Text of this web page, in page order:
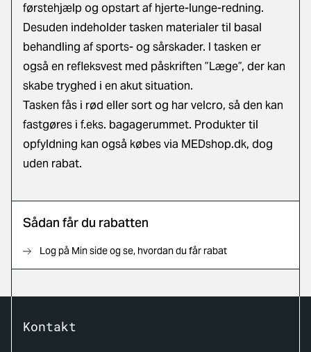
førstehjælp og opstart af hjerte-lunge-redning.
Desuden indeholder tasken materialer til basal
behandling af sports- og sårskader. I tasken er
også en refleksvest med påskriften ”Læge”, der kan
skabe tryghed i en akut situation.
Tasken fås i rød eller sort og har velcro, så den kan
fastgøres i f.eks. bagagerummet. Produkter til
opfyldning kan også købes via MEDshop.dk, dog
uden rabat.
Sådan får du rabatten
Log på Min side og se, hvordan du får rabat
Kontakt